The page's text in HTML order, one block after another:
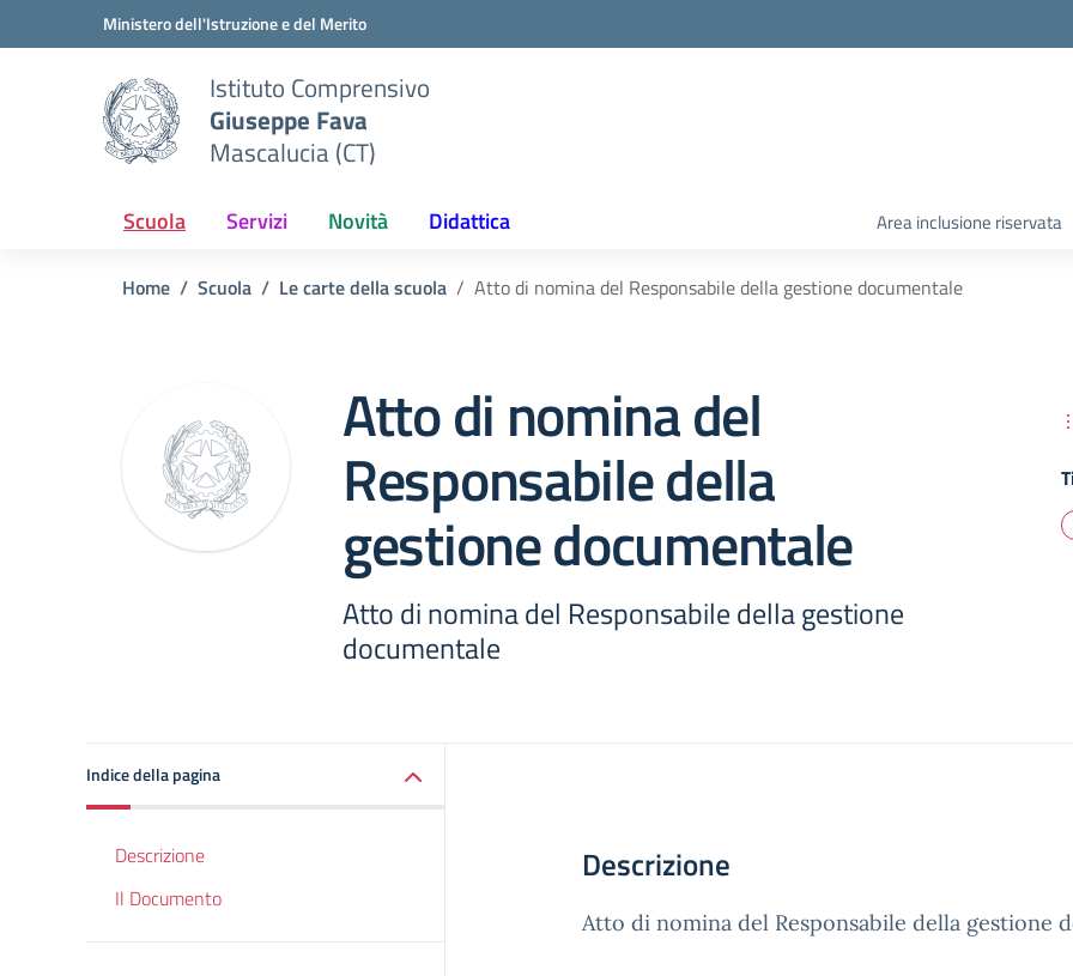
Vai ai contenuti
Vai al menu di navigazioneMinistero dell'Istruzione e del Merito
Istituto Comprensivo
Giuseppe Fava
Mascalucia (CT)
Scuola Servizi Novità Didattica Area inclusione riservata
Home Scuola Le carte della scuola Atto di nomina del Responsabile della gestione documentale
Atto di nomina del
Responsabile della
gestione documentale
Atto di nomina del Responsabile della gestione
documentale
Indice della pagina
Descrizione
Il Documento
Descrizione
Atto di nomina del Responsabile della gestione